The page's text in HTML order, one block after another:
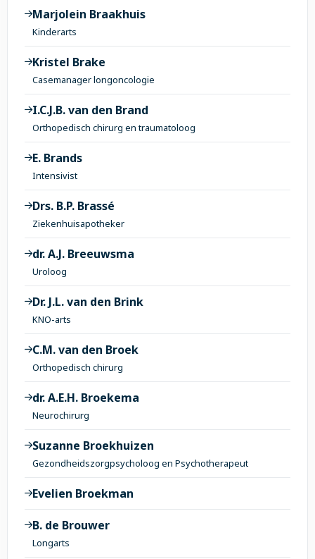
Marjolein Braakhuis
Kinderarts
Kristel Brake
Casemanager longoncologie
I.C.J.B. van den Brand
Orthopedisch chirurg en traumatoloog
E. Brands
Intensivist
Drs. B.P. Brassé
Ziekenhuisapotheker
dr. A.J. Breeuwsma
Uroloog
Dr. J.L. van den Brink
KNO-arts
C.M. van den Broek
Orthopedisch chirurg
dr. A.E.H. Broekema
Neurochirurg
Suzanne Broekhuizen
Gezondheidszorgpsycholoog en Psychotherapeut
Evelien Broekman
B. de Brouwer
Longarts